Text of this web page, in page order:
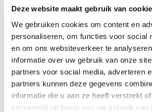
Deze website maakt gebruik van
We gebruiken cookies om content en
personaliseren, om functies voor social
en om ons websiteverkeer te
informatie over uw gebruik van onze
partners voor social media, adverteren
partners kunnen deze gegevens
informatie die u aan ze heeft verstrekt
verzameld op basis van uw gebruik van
De Afzuigslang Purflex-L 0.4 160mm / 10
geschikt voor het afzuigen van stof en
houtbewerkingsmachines. De lichte PU
comprimeerbaar is heeft een wanddikte
160mm binnendiameter.
Daarnaast is de Purflex-L 160mm ook wel
Reefduct Allround 0,4mm 160mm
bestendig. Naast de 10 meter lengtes en
andere diameters en lengtes tot het
andere soorten Purflex-L hier!